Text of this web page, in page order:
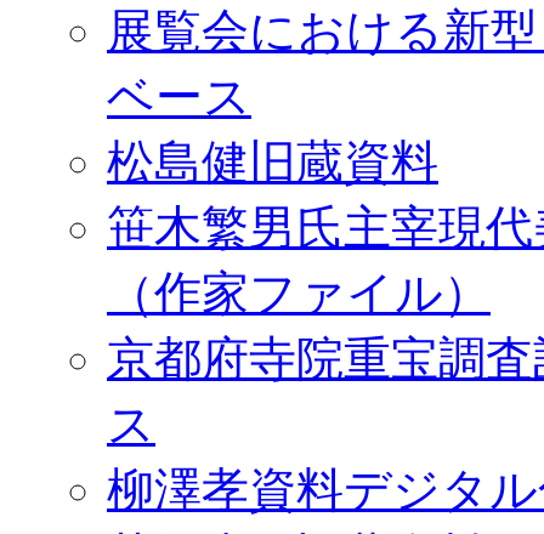
展覧会における新
ベース
松島健旧蔵資料
笹木繁男氏主宰現
（作家ファイル）
京都府寺院重宝調
ス
柳澤孝資料デジタ